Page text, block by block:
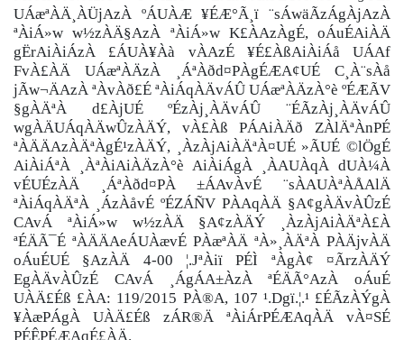
UÁæªÀÄ¸ÀÜjAzÀ ºÁUÀÆ ¥ÉÆ°Ã¸ï ¨sÁwäÃzÁgÀjAzÀ
ªÀiÁ»w w½zÀÄ§AzÀ ªÀiÁ»w K£ÀAzÀgÉ, oÁuÉAiÀÄ
gËrAiÀiÁzÀ £ÁUÀ¥Àà vÀAzÉ ¥É£ÀßAiÀiÁå UÁAf
FvÀ£ÀÄ UÁæªÀÄzÀ ¸ÁªÀðd¤PÀgÉÆA¢UÉ C¸À¨sÀå
jÃw¬ÄAzÀ ªÀvÀð£É ªÀiÁqÀÄvÁÛ UÁæªÀÄzÀ°è ºÉÆÃV
§gÀÄªÀ d£ÀjUÉ ºÉzÀj¸ÀÄvÁÛ ¨ÉÃzÀj¸ÀÄvÁÛ
wgÀÄUÁqÀÄwÛzÀÄÝ, vÀ£Àß PÁAiÀÄð ZÀlÄªÀnPÉ
ªÀÄÄAzÀÄªÀgÉ¹zÀÄÝ, ¸ÀzÀjAiÀÄªÀ¤UÉ »ÃUÉ ©lÖgÉ
AiÀiÁªÀ ¸ÀªÀiAiÀÄzÀ°è AiÀiÁgÀ ¸ÀAUÀqÀ dUÀ¼À
vÉUÉzÀÄ ¸ÁªÀðd¤PÀ ±ÁAvÀvÉ ¨sÀAUÀªÀÅAlÄ
ªÀiÁqÀÄªÀ ¸ÁzÀåvÉ ºÉZÁÑV PÀAqÀÄ §A¢gÀÄvÀÛzÉ
CAvÁ ªÀiÁ»w w½zÀÄ §A¢zÀÄÝ ¸ÀzÀjAiÀÄªÀ£À
ªÉÄÃ¯É ªÀÄÄAeÁUÀævÉ PÀæªÀÄ ªÀ»¸ÀÄªÀ PÀÄjvÀÄ
oÁuÉUÉ §AzÀÄ 4-00 ¦.JªÀiï PÉÌ ªÀgÀ¢ ¤ÃrzÀÄÝ
EgÀÄvÀÛzÉ CAvÁ ¸ÁgÁA±ÀzÀ ªÉÄÃ°AzÀ oÁuÉ
UÀÄ£Éß £ÀA: 119/2015 PÀ®A, 107 ¹.Dgï.¦.¹ £ÉÃzÀÝgÀ
¥ÀæPÁgÀ UÀÄ£Éß zÁR®Ä ªÀiÁrPÉÆAqÀÄ vÀ¤SÉ
PÉÊPÉÆAqÉ£ÀÄ.